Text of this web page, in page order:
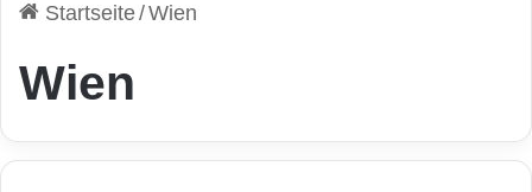
Startseite/Wien
Wien